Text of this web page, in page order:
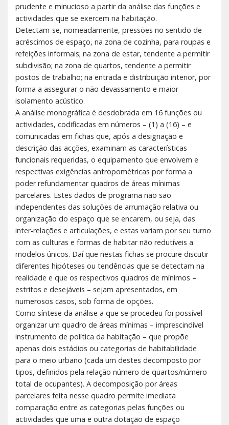
prudente e minucioso a partir da análise das funções e
actividades que se exercem na habitação.
Detectam-se, nomeadamente, pressões no sentido de
acréscimos de espaço, na zona de cozinha, para roupas e
refeições informais; na zona de estar, tendente a permitir
subdivisão; na zona de quartos, tendente a permitir
postos de trabalho; na entrada e distribuição interior, por
forma a assegurar o não devassamento e maior
isolamento acústico.
A análise monográfica é desdobrada em 16 funções ou
actividades, codificadas em números – (1) a (16) – e
comunicadas em fichas que, após a designação e
descrição das acções, examinam as características
funcionais requeridas, o equipamento que envolvem e
respectivas exigências antropométricas por forma a
poder refundamentar quadros de áreas mínimas
parcelares. Estes dados de programa não são
independentes das soluções de arrumação relativa ou
organização do espaço que se encarem, ou seja, das
inter-relações e articulações, e estas variam por seu turno
com as culturas e formas de habitar não redutíveis a
modelos únicos. Daí que nestas fichas se procure discutir
diferentes hipóteses ou tendências que se detectam na
realidade e que os respectivos quadros de mínimos –
estritos e desejáveis – sejam apresentados, em
numerosos casos, sob forma de opções.
Como síntese da análise a que se procedeu foi possível
organizar um quadro de áreas mínimas – imprescindível
instrumento de política da habitação – que propõe
apenas dois estádios ou categorias de habitabilidade
para o meio urbano (cada um destes decomposto por
tipos, definidos pela relação número de quartos/número
total de ocupantes). A decomposição por áreas
parcelares feita nesse quadro permite imediata
comparação entre as categorias pelas funções ou
actividades que uma e outra dotação de espaço